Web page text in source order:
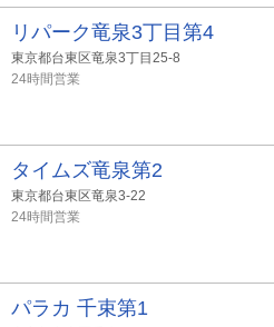
リパーク竜泉3丁目第4
東京都台東区竜泉3丁目25-8
24時間営業
タイムズ竜泉第2
東京都台東区竜泉3-22
24時間営業
パラカ 千束第1